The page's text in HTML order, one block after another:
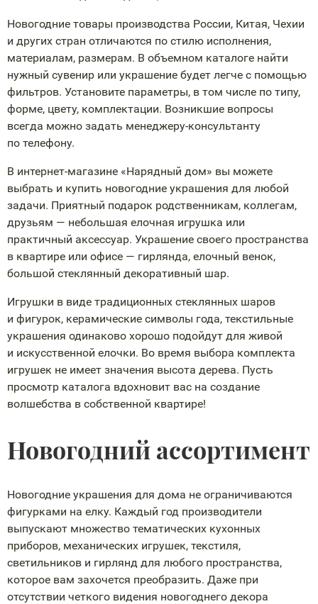
Новогодние товары производства России, Китая, Чехии
и других стран отличаются по стилю исполнения,
материалам, размерам. В объемном каталоге найти
нужный сувенир или украшение будет легче с помощью
фильтров. Установите параметры, в том числе по типу,
форме, цвету, комплектации. Возникшие вопросы
всегда можно задать менеджеру-консультанту
по телефону.
В интернет-магазине «Нарядный дом» вы можете
выбрать и купить новогодние украшения для любой
задачи. Приятный подарок родственникам, коллегам,
друзьям — небольшая елочная игрушка или
практичный аксессуар. Украшение своего пространства
в квартире или офисе — гирлянда, елочный венок,
большой стеклянный декоративный шар.
Игрушки в виде традиционных стеклянных шаров
и фигурок, керамические символы года, текстильные
украшения одинаково хорошо подойдут для живой
и искусственной елочки. Во время выбора комплекта
игрушек не имеет значения высота дерева. Пусть
просмотр каталога вдохновит вас на создание
волшебства в собственной квартире!
Новогодний ассортимент
Новогодние украшения для дома не ограничиваются
фигурками на елку. Каждый год производители
выпускают множество тематических кухонных
приборов, механических игрушек, текстиля,
светильников и гирлянд для любого пространства,
которое вам захочется преобразить. Даже при
отсутствии четкого видения новогоднего декора